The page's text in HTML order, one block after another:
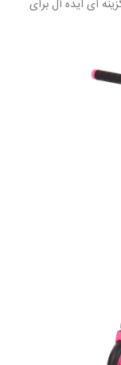
ای ایده آل برای